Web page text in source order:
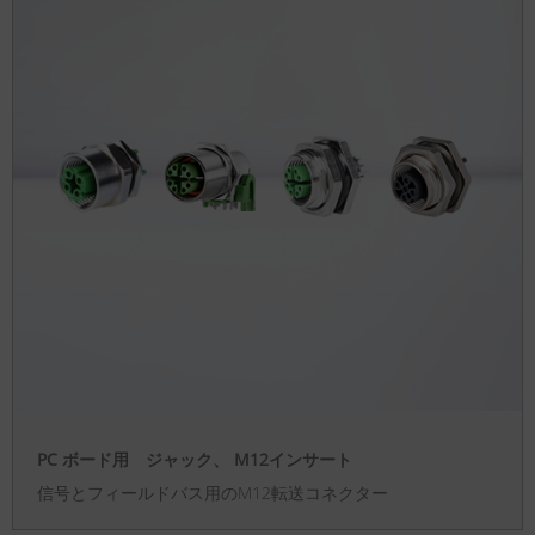
PC ボード用 ジャック、 M12インサート
信号とフィールドバス用のM12転送コネクター